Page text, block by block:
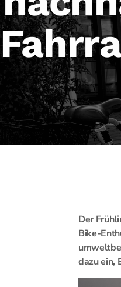
Der
Bike-
dazu ein,